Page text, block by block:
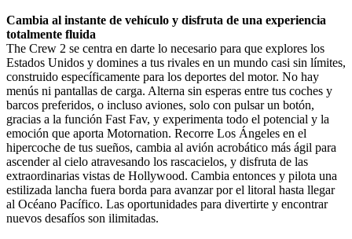
Cambia al instante de vehículo y disfruta de una experiencia
totalmente fluida
The Crew 2 se centra en darte lo necesario para que explores los
Estados Unidos y domines a tus rivales en un mundo casi sin límites,
construido específicamente para los deportes del motor. No hay
menús ni pantallas de carga. Alterna sin esperas entre tus coches y
barcos preferidos, o incluso aviones, solo con pulsar un botón,
gracias a la función Fast Fav, y experimenta todo el potencial y la
emoción que aporta Motornation. Recorre Los Ángeles en el
hipercoche de tus sueños, cambia al avión acrobático más ágil para
ascender al cielo atravesando los rascacielos, y disfruta de las
extraordinarias vistas de Hollywood. Cambia entonces y pilota una
estilizada lancha fuera borda para avanzar por el litoral hasta llegar
al Océano Pacífico. Las oportunidades para divertirte y encontrar
nuevos desafíos son ilimitadas.